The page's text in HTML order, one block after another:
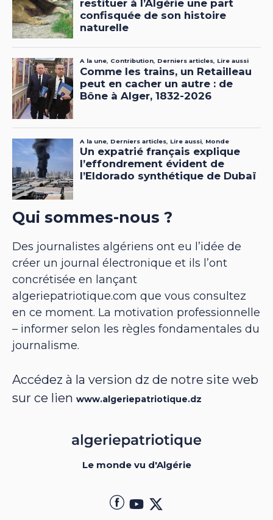
Qui sommes-nous ?
Des journalistes algériens ont eu l’idée de
créer un journal électronique et ils l’ont
concrétisée en lançant
algeriepatriotique.com que vous consultez
en ce moment. La motivation professionnelle
– informer selon les règles fondamentales du
journalisme.
Accédez à la version dz de notre site web
sur ce lien www.algeriepatriotique.dz
Le monde vu d'Algérie